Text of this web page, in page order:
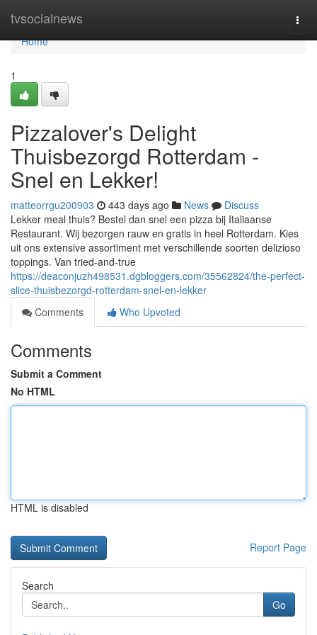
tvsocialnews
Home
Home
1
Pizzalover's Delight
Thuisbezorgd Rotterdam -
Snel en Lekker!
matteorrgu200903 443 days ago News
Discuss
Lekker meal thuis? Bestel dan snel een pizza bij Italiaanse
Restaurant. Wij bezorgen rauw en gratis in heel Rotterdam. Kies
uit ons extensive assortiment met verschillende soorten delizioso
toppings. Van tried-and-true
https://deaconjuzh498531.dgbloggers.com/35562824/the-perfect-
slice-thuisbezorgd-rotterdam-snel-en-lekker
Comments
Who Upvoted
Comments
Submit a Comment
No HTML
HTML is disabled
Report Page
Search
Go